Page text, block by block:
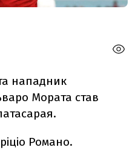
та нападник
Мората став
Романо.